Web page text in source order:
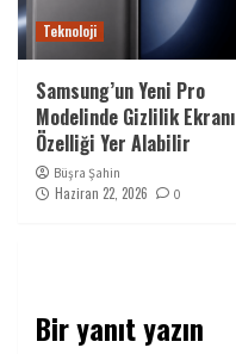
Teknoloji
Samsung’un Yeni Pro
Modelinde Gizlilik Ekranı
Özelliği Yer Alabilir
Büşra Şahin
Haziran 22, 2026 0
Bir yanıt yazın